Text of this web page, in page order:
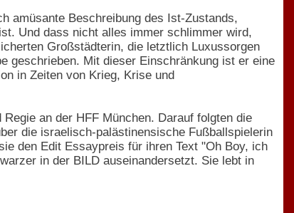
amüsante Beschreibung des Ist-Zustands,
Und dass nicht alles immer schlimmer wird,
Großstädterin, die letztlich Luxussorgen
geschrieben. Mit dieser Einschränkung ist er eine
in Zeiten von Krieg, Krise und
an der HFF München. Darauf folgten die
die israelisch-palästinensische Fußballspielerin
den Edit Essaypreis für ihren Text "Oh Boy, ich
in der BILD auseinandersetzt. Sie lebt in